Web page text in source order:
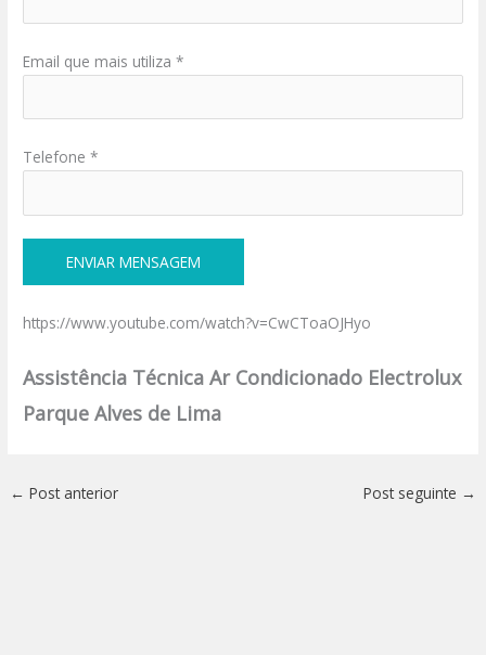
Email que mais utiliza *
Telefone *
https://www.youtube.com/watch?v=CwCToaOJHyo
Assistência Técnica Ar Condicionado Electrolux
Parque Alves de Lima
← Post anterior Post seguinte →